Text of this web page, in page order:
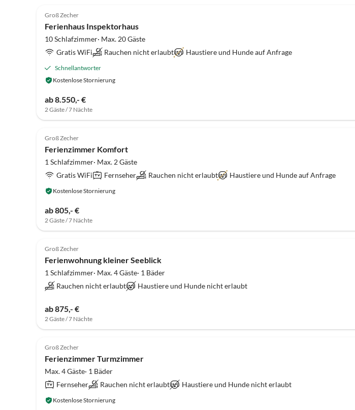
Groß Zecher
Ferienhaus Inspektorhaus
10 Schlafzimmer· Max. 20 Gäste
Gratis WiFi
Rauchen nicht erlaubt Haustiere und Hunde auf Anfrage
Schnellantworter
Kostenlose Stornierung
ab 8.550,- €
2 Gäste / 7 Nächte
Groß Zecher
Ferienzimmer Komfort
1 Schlafzimmer· Max. 2 Gäste
Gratis WiFi
Fernseher Rauchen nicht erlaubt Haustiere und Hunde auf Anfrage
Kostenlose Stornierung
ab 805,- €
2 Gäste / 7 Nächte
Groß Zecher
Ferienwohnung kleiner Seeblick
1 Schlafzimmer· Max. 4 Gäste· 1 Bäder
Rauchen nicht erlaubt
Haustiere und Hunde nicht erlaubt
ab 875,- €
2 Gäste / 7 Nächte
Groß Zecher
Ferienzimmer Turmzimmer
Max. 4 Gäste· 1 Bäder
Fernseher
Rauchen nicht erlaubt Haustiere und Hunde nicht erlaubt
Kostenlose Stornierung